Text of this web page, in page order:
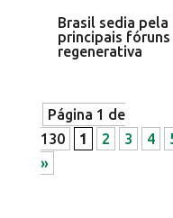
Brasil sedia
principais
regenerativa
Página 1 de
130
1 2 3 4
»